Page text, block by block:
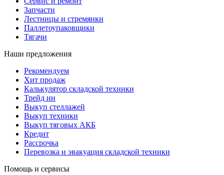
Запчасти
Лестницы и стремянки
Паллетоупаковщики
Тягачи
Наши предложения
Рекомендуем
Хит продаж
Калькулятор складской техники
Трейд ин
Выкуп стеллажей
Выкуп техники
Выкуп тяговых АКБ
Кредит
Рассрочка
Перевозка и эвакуация складской техники
Помощь и сервисы